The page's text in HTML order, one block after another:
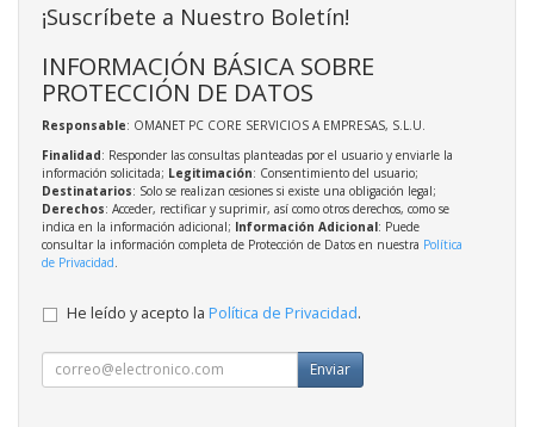
¡Suscríbete a Nuestro Boletín!
INFORMACIÓN BÁSICA SOBRE
PROTECCIÓN DE DATOS
Responsable: OMANET PC CORE SERVICIOS A EMPRESAS, S.L.U.
Finalidad: Responder las consultas planteadas por el usuario y enviarle la
información solicitada; Legitimación: Consentimiento del usuario;
Destinatarios: Solo se realizan cesiones si existe una obligación legal;
Derechos: Acceder, rectificar y suprimir, así como otros derechos, como se
indica en la información adicional; Información Adicional: Puede
consultar la información completa de Protección de Datos en nuestra Política
de Privacidad
He leído y acepto la Política de Privacidad.
Enviar